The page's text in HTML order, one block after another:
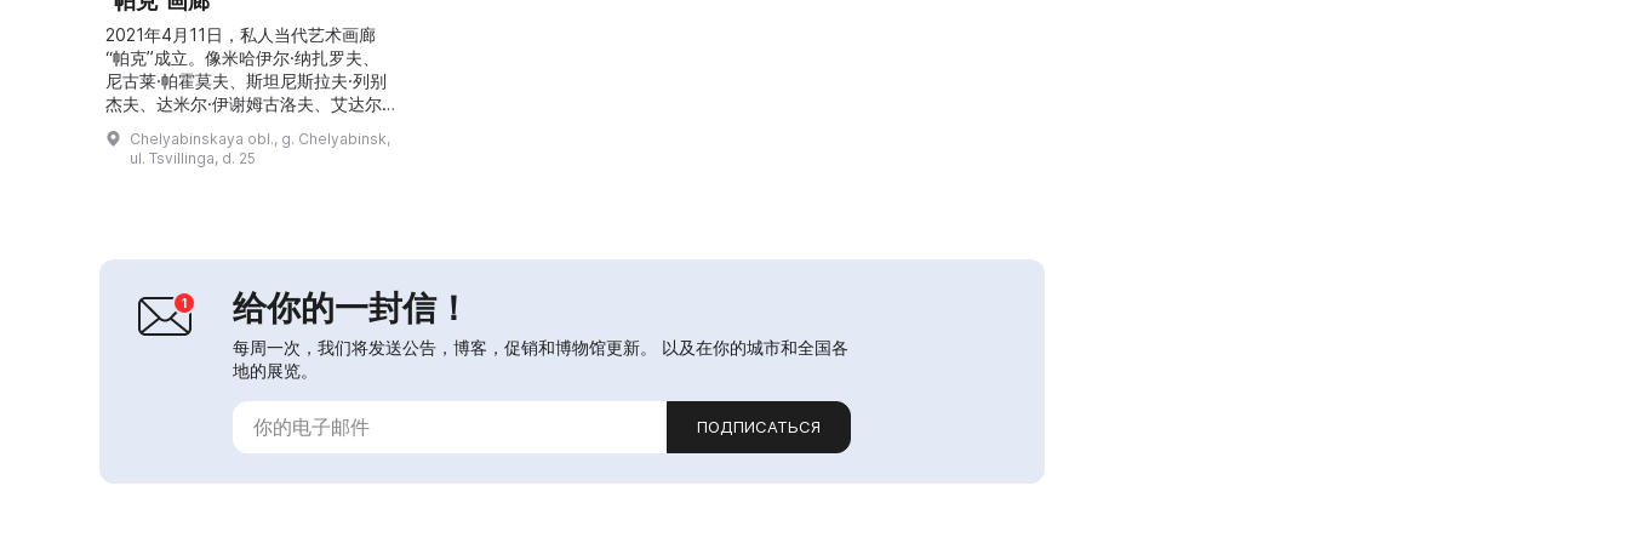
2021年4月11日，私人当代艺术画廊
“帕克”成立。像米哈伊尔·纳扎罗夫、
尼古莱·帕霍莫夫、斯坦尼斯拉夫·列别
杰夫、达米尔·伊谢姆古洛夫、艾达尔·
伊谢姆古洛夫、扎伊努拉·拉特富林、
帕维尔·霍达耶夫、尼古莱·阿尼金、阿
纳托利·卡拉什尼科夫和尤里·克里洛夫
的私人藏品和画廊中。帕克画廊内设有
Chelyabinskaya obl., g. Chelyabinsk,
ul. Tsvillinga, d. 25
给你的一封信！
每周一次，我们将发送公告，博客，促销和博物馆更新。 以及在你的城市和全国各
地的展览。
ПОДПИСАТЬСЯ